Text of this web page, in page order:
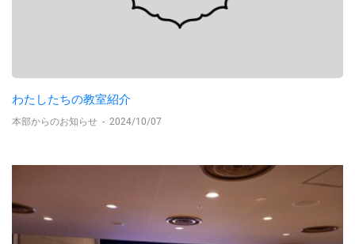
わたしたちの教室紹介
本部からのお知らせ - 2024/10/07